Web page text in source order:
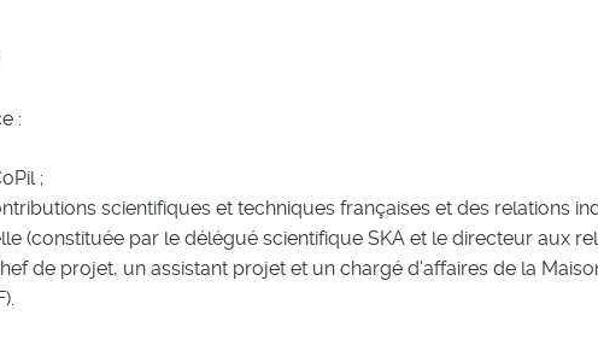
:
;
scientifiques et techniques françaises et des relations
(constituée par le délégué scientifique SKA et le directeur aux
de projet, un assistant projet et un chargé d’affaires de la